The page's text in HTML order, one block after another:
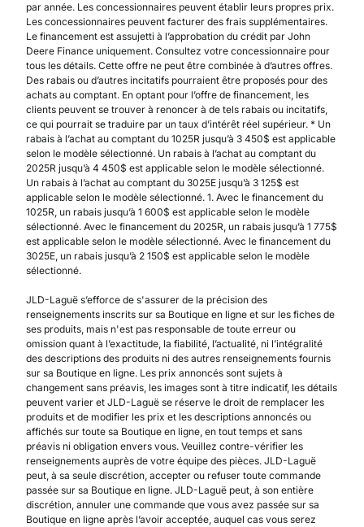
par année. Les concessionnaires peuvent établir leurs propres prix.
Les concessionnaires peuvent facturer des frais supplémentaires.
Le financement est assujetti à l’approbation du crédit par John
Deere Finance uniquement. Consultez votre concessionnaire pour
tous les détails. Cette offre ne peut être combinée à d’autres offres.
Des rabais ou d’autres incitatifs pourraient être proposés pour des
achats au comptant. En optant pour l’offre de financement, les
clients peuvent se trouver à renoncer à de tels rabais ou incitatifs,
ce qui pourrait se traduire par un taux d’intérêt réel supérieur. * Un
rabais à l’achat au comptant du 1025R jusqu’à 3 450$ est applicable
selon le modèle sélectionné. Un rabais à l’achat au comptant du
2025R jusqu’à 4 450$ est applicable selon le modèle sélectionné.
Un rabais à l’achat au comptant du 3025E jusqu’à 3 125$ est
applicable selon le modèle sélectionné. 1. Avec le financement du
1025R, un rabais jusqu’à 1 600$ est applicable selon le modèle
sélectionné. Avec le financement du 2025R, un rabais jusqu’à 1 775$
est applicable selon le modèle sélectionné. Avec le financement du
3025E, un rabais jusqu’à 2 150$ est applicable selon le modèle
sélectionné.
JLD-Laguë s’efforce de s'assurer de la précision des
renseignements inscrits sur sa Boutique en ligne et sur les fiches de
ses produits, mais n'est pas responsable de toute erreur ou
omission quant à l’exactitude, la fiabilité, l’actualité, ni l’intégralité
des descriptions des produits ni des autres renseignements fournis
sur sa Boutique en ligne. Les prix annoncés sont sujets à
changement sans préavis, les images sont à titre indicatif, les détails
peuvent varier et JLD-Laguë se réserve le droit de remplacer les
produits et de modifier les prix et les descriptions annoncés ou
affichés sur toute sa Boutique en ligne, en tout temps et sans
préavis ni obligation envers vous. Veuillez contre-vérifier les
renseignements auprès de votre équipe des pièces. JLD-Laguë
peut, à sa seule discrétion, accepter ou refuser toute commande
passée sur sa Boutique en ligne. JLD-Laguë peut, à son entière
discrétion, annuler une commande que vous avez passée sur sa
Boutique en ligne après l’avoir acceptée, auquel cas vous serez